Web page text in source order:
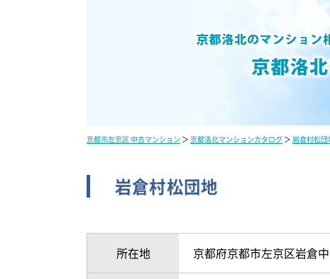
京都市左京区 中古マンション ＞ 京都洛北マンションカタログ ＞ 岩倉村松団
岩倉村松団地
所在地 京都府京都市左京区岩倉